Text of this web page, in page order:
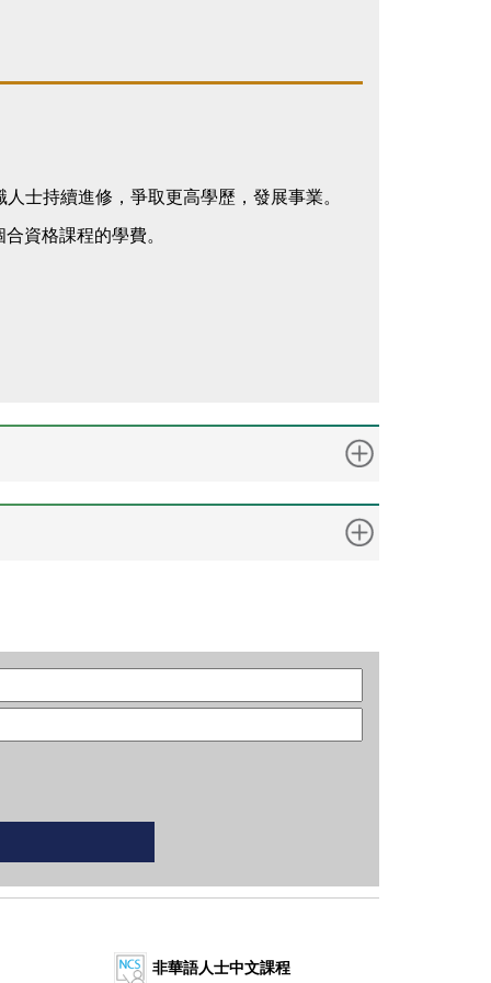
士持續進修，爭取更高學歷，發展事業。
資格課程的學費。
非華語人士中文課程